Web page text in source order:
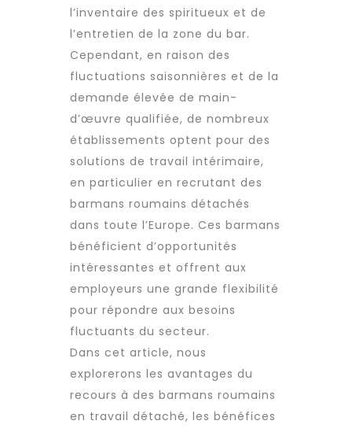
l’inventaire des spiritueux et de
l’entretien de la zone du bar.
Cependant, en raison des
fluctuations saisonnières et de la
demande élevée de main-
d’œuvre qualifiée, de nombreux
établissements optent pour des
solutions de travail intérimaire,
en particulier en recrutant des
barmans roumains détachés
dans toute l’Europe. Ces barmans
bénéficient d’opportunités
intéressantes et offrent aux
employeurs une grande flexibilité
pour répondre aux besoins
fluctuants du secteur.
Dans cet article, nous
explorerons les avantages du
recours à des barmans roumains
en travail détaché, les bénéfices